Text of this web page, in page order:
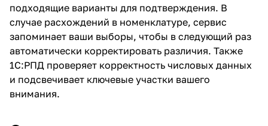
подходящие варианты для подтверждения. В
случае расхождений в номенклатуре, сервис
запоминает ваши выборы, чтобы в следующий раз
автоматически корректировать различия. Также
1С:РПД проверяет корректность числовых данных
и подсвечивает ключевые участки вашего
внимания.